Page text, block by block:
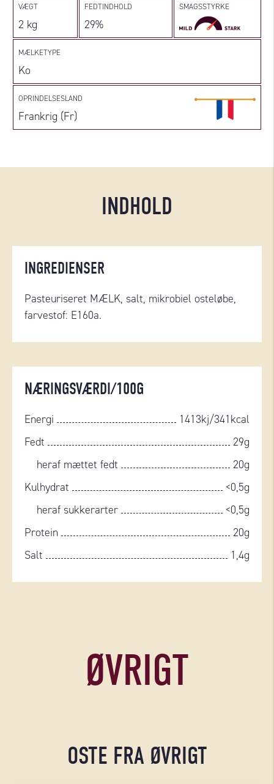
VÆGT
2 kg
FEDTINDHOLD
29%
SMAGSSTYRKE
MÆLKETYPE
Ko
OPRINDELSESLAND
Frankrig (Fr)
INDHOLD
INGREDIENSER
Pasteuriseret MÆLK, salt, mikrobiel osteløbe,
farvestof: E160a.
NÆRINGSVÆRDI/100G
Energi
1413kj/341kcal
Fedt
29g
heraf mættet fedt
20g
Kulhydrat
<0,5g
heraf sukkerarter
<0,5g
Protein
20g
Salt
1,4g
ØVRIGT
OSTE FRA ØVRIGT